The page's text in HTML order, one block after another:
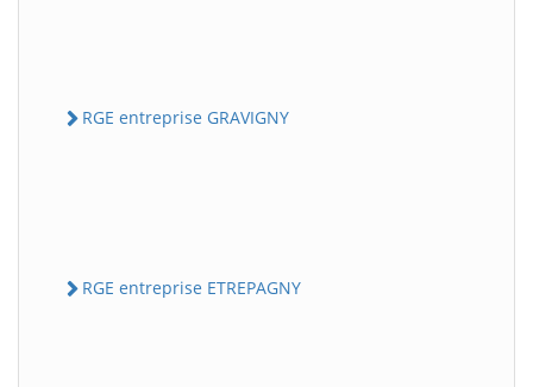
RGE entreprise GRAVIGNY
RGE entreprise ETREPAGNY